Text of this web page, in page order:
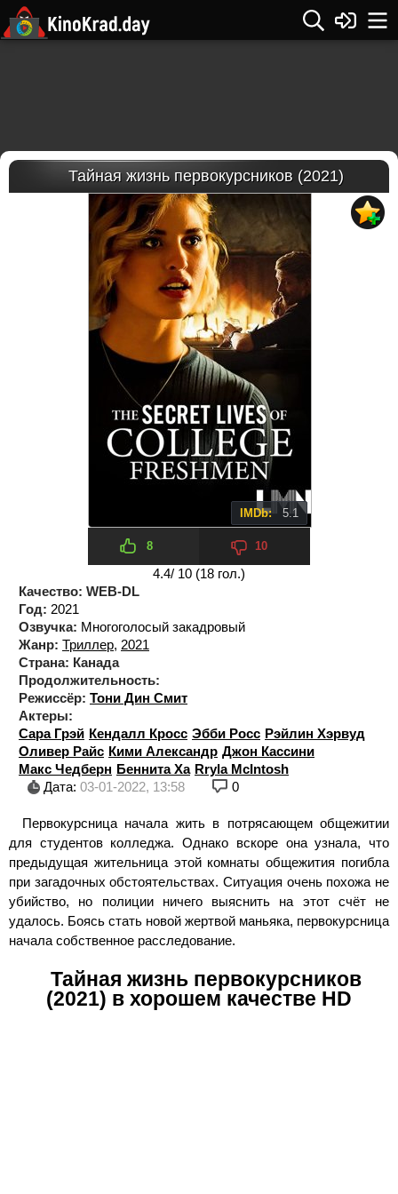
Тайная жизнь первокурсников (2021)
IMDb: 5.1
8 10
4.4/ 10 (18 гол.)
Качество: WEB-DL
Год: 2021
Озвучка: Многоголосый закадровый
Жанр: Триллер, 2021
Страна: Канада
Продолжительность:
Режиссёр: Тони Дин Смит
Актеры:
Сара Грэй Кендалл Кросс Эбби Росс Рэйлин Хэрвуд
Оливер Райс Кими Александр Джон Кассини
Макс Чедберн Беннита Ха Rryla McIntosh
Дата: 03-01-2022, 13:58 0
Первокурсница начала жить в потрясающем общежитии
для студентов колледжа. Однако вскоре она узнала, что
предыдущая жительница этой комнаты общежития погибла
при загадочных обстоятельствах. Ситуация очень похожа не
убийство, но полиции ничего выяснить на этот счёт не
удалось. Боясь стать новой жертвой маньяка, первокурсница
начала собственное расследование.
Тайная жизнь первокурсников
(2021) в хорошем качестве HD